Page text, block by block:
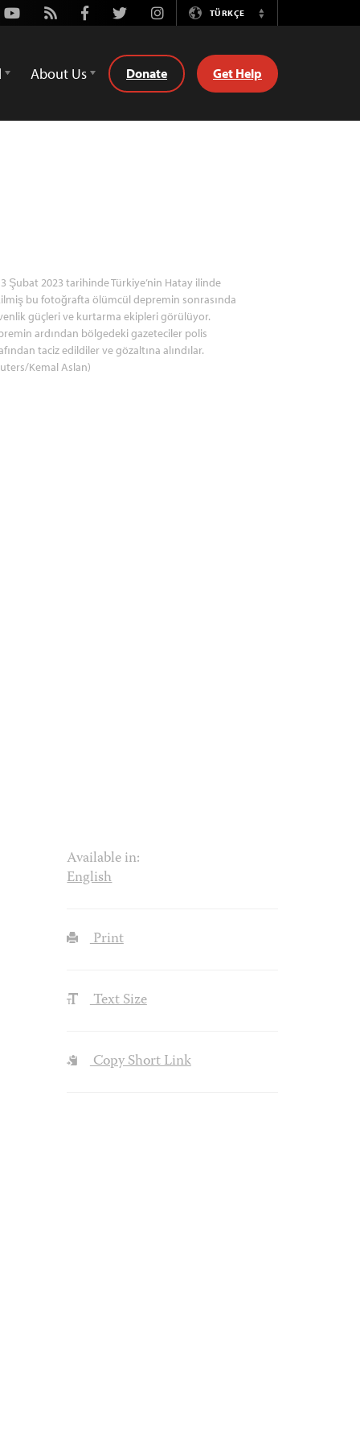
Youtube
Rss FacebookTwitterInstagramTÜRKÇE
Switch
About Us Donate Get Help
Şubat 2023 tarihinde Türkiye’nin Hatay ilinde
bu fotoğrafta ölümcül depremin sonrasında
güçleri ve kurtarma ekipleri görülüyor.
ardından bölgedeki gazeteciler polis
taciz edildiler ve gözaltına alındılar.
Kemal Aslan)
Available in:
English
Print
Text Size
Copy Short Link